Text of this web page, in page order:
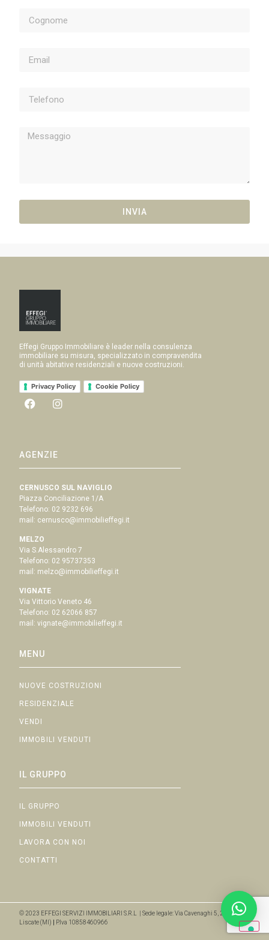
INVIA
Effegi Gruppo Immobiliare è leader nella consulenza
immobiliare su misura, specializzato in compravendita
di unità abitative residenziali e nuove costruzioni.
Privacy Policy Cookie Policy
AGENZIE
CERNUSCO SUL NAVIGLIO
Piazza Conciliazione 1/A
Telefono: 02 9232 696
mail: cernusco@immobilieffegi.it
MELZO
Via S.Alessandro 7
Telefono: 02 95737353
mail: melzo@immobilieffegi.it
VIGNATE
Via Vittorio Veneto 46
Telefono: 02 62066 857
mail:vignate@immobilieffegi.it
MENU
NUOVE COSTRUZIONI
RESIDENZIALE
VENDI
IMMOBILI VENDUTI
IL GRUPPO
IL GRUPPO
IMMOBILI VENDUTI
LAVORA CON NOI
CONTATTI
© 2023 EFFEGI SERVIZI IMMOBILIARI S.R.L | Sede legale: Via Cavenaghi 5, 20050
Liscate (MI)
P.Iva 10858460966